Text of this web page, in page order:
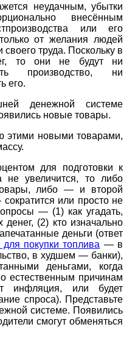
неудачным, убытки
внесённым
или его
от желания людей
труда. Поскольку в
то они не будут ни
производство, ни
его.
денежной системе
новые товары.
этими новыми товарами,
для подготовки к
не увеличится, то либо
либо — и второй
или просто не
— (1) как угадать,
(2) кто изначально
деньги (ответ
покупки топлива — в
в худшем — банки),
деньгами, когда
естественным причинам
инфляция, или будет
спроса). Представьте
системе. Появились
смогут обменяться